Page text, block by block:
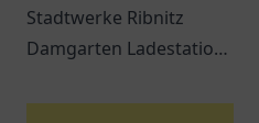
Stadtwerke Ribnitz
Damgarten Ladestation
benutzerfreundliche